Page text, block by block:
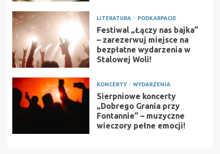
LITERATURA PODKARPACIE
Festiwal „Łączy nas bajka”
– zarezerwuj miejsce na
bezpłatne wydarzenia w
Stalowej Woli!
KONCERTY WYDARZENIA
Sierpniowe koncerty
„Dobrego Grania przy
Fontannie” – muzyczne
wieczory pełne emocji!